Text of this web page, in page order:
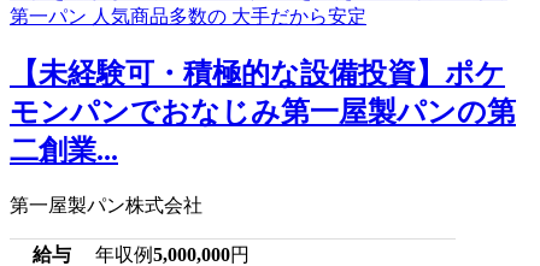
【未経験可・積極的な設備投資】ポケ
モンパンでおなじみ第一屋製パンの第
二創業...
第一屋製パン株式会社
給与 年収例5,000,000円